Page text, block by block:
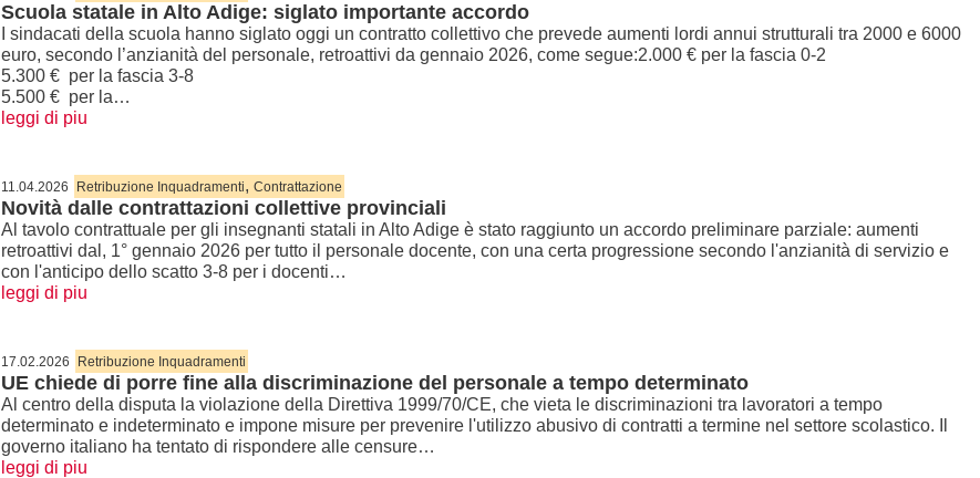
Scuola statale in Alto Adige: siglato importante accordo
I sindacati della scuola hanno siglato oggi un contratto collettivo che prevede aumenti lordi annui strutturali tra 2000 e 6000
euro, secondo l’anzianità del personale, retroattivi da gennaio 2026, come segue:2.000 € per la fascia 0-2
5.300 € per la fascia 3-8
5.500 € per la…
leggi di piu
11.04.2026 Retribuzione Inquadramenti, Contrattazione
Novità dalle contrattazioni collettive provinciali
Al tavolo contrattuale per gli insegnanti statali in Alto Adige è stato raggiunto un accordo preliminare parziale: aumenti
retroattivi dal, 1° gennaio 2026 per tutto il personale docente, con una certa progressione secondo l'anzianità di servizio e
con l'anticipo dello scatto 3-8 per i docenti…
leggi di piu
17.02.2026 Retribuzione Inquadramenti
UE chiede di porre fine alla discriminazione del personale a tempo determinato
Al centro della disputa la violazione della Direttiva 1999/70/CE, che vieta le discriminazioni tra lavoratori a tempo
determinato e indeterminato e impone misure per prevenire l'utilizzo abusivo di contratti a termine nel settore scolastico. Il
governo italiano ha tentato di rispondere alle censure…
leggi di piu